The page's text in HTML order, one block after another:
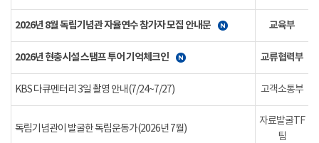
2026년 8월 독립기념관 자율연수 참가자 모집 안내문 교육부
2026년 현충시설 스탬프 투어 기억체크인 교류협력부
KBS 다큐멘터리 3일 촬영 안내(7/24~7/27) 고객소통부
독립기념관이 발굴한 독립운동가(2026년 7월)
자료발굴TF
팀